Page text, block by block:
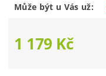
Může být u Vás už:
1 179 Kč